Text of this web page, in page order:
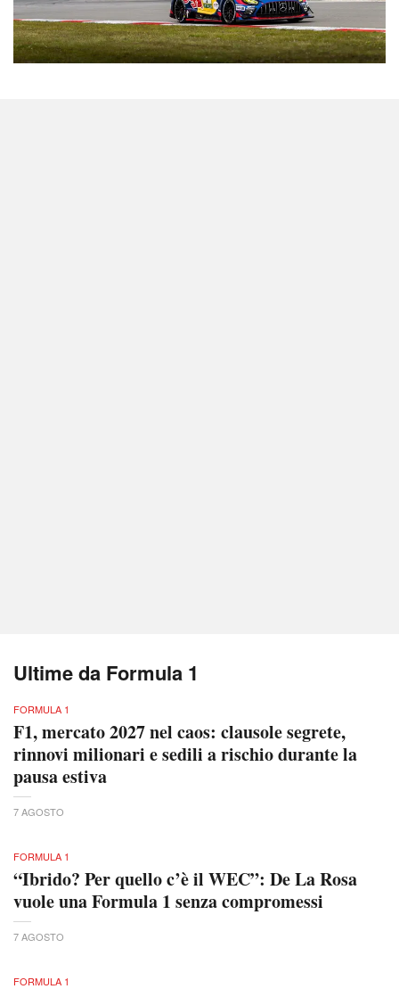
Ultime da Formula 1
FORMULA 1
F1, mercato 2027 nel caos: clausole segrete,
rinnovi milionari e sedili a rischio durante la
pausa estiva
7 AGOSTO
FORMULA 1
“Ibrido? Per quello c’è il WEC”: De La Rosa
vuole una Formula 1 senza compromessi
7 AGOSTO
FORMULA 1